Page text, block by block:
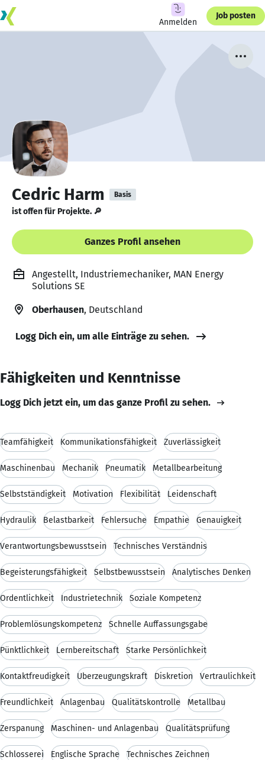
Anmelden
Job posten
Cedric Harm Basis
ist offen für Projekte. 🔎
Ganzes Profil ansehen
Angestellt, Industriemechaniker, MAN Energy
Solutions SE
Oberhausen, Deutschland
Logg Dich ein, um alle Einträge zu sehen.
Fähigkeiten und Kenntnisse
Logg Dich jetzt ein, um das ganze Profil zu sehen.
Teamfähigkeit Kommunikationsfähigkeit Zuverlässigkeit
Maschinenbau Mechanik Pneumatik Metallbearbeitung
Selbstständigkeit Motivation Flexibilität Leidenschaft
Hydraulik Belastbarkeit Fehlersuche Empathie Genauigkeit
Verantwortungsbewusstsein Technisches Verständnis
Begeisterungsfähigkeit Selbstbewusstsein Analytisches Denken
Ordentlichkeit Industrietechnik Soziale Kompetenz
Problemlösungskompetenz Schnelle Auffassungsgabe
Pünktlichkeit Lernbereitschaft Starke Persönlichkeit
Kontaktfreudigkeit Überzeugungskraft Diskretion Vertraulichkeit
Freundlichkeit Anlagenbau Qualitätskontrolle Metallbau
Zerspanung Maschinen- und Anlagenbau Qualitätsprüfung
Schlosserei Englische Sprache Technisches Zeichnen